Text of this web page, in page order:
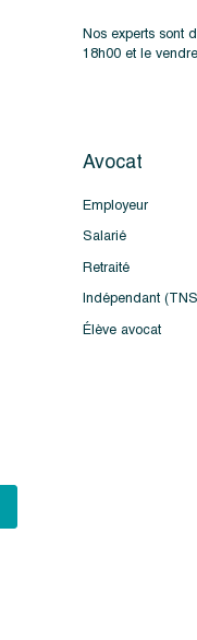
Nos experts sont
18h00 et le
Avocat
Employeur
Salarié
Retraité
Indépendant
Élève avocat